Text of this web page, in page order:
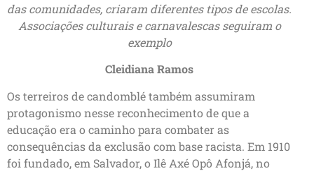
das comunidades, criaram diferentes tipos de escolas.
Associações culturais e carnavalescas seguiram o
exemplo
Cleidiana Ramos
Os terreiros de candomblé também assumiram
protagonismo nesse reconhecimento de que a
educação era o caminho para combater as
consequências da exclusão com base racista. Em 1910
foi fundado, em Salvador, o Ilê Axé Opô Afonjá, no